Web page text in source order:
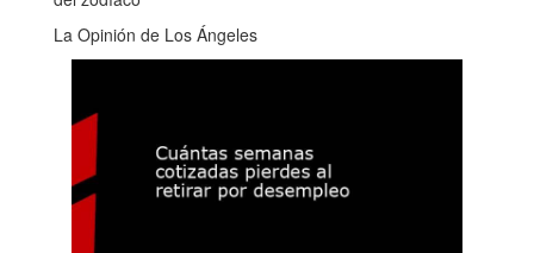
La Opinión de Los Ángeles